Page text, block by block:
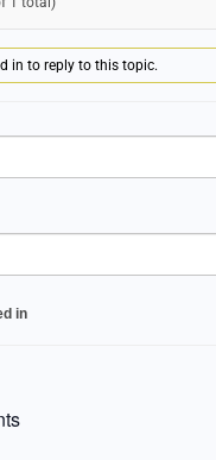
in to reply to this topic.
in